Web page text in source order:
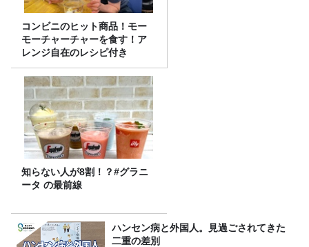
コンビニのヒット商品！モー
モーチャーチャーを食す！ア
レンジ自在のレシピ付き
知らない人が8割！？#グラニ
ータ の最前線
ハンセン病と外国人。見過ごされてきた
二重の差別